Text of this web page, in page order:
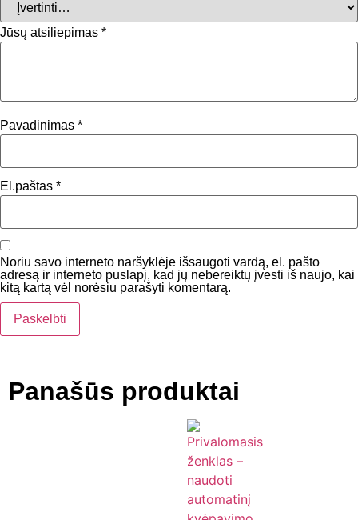
Jūsų atsiliepimas *
Pavadinimas *
El.paštas *
Noriu savo interneto naršyklėje išsaugoti vardą, el. pašto
adresą ir interneto puslapį, kad jų nebereiktų įvesti iš naujo, kai
kitą kartą vėl norėsiu parašyti komentarą.
Panašūs produktai